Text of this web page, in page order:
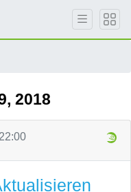
2018
22:00